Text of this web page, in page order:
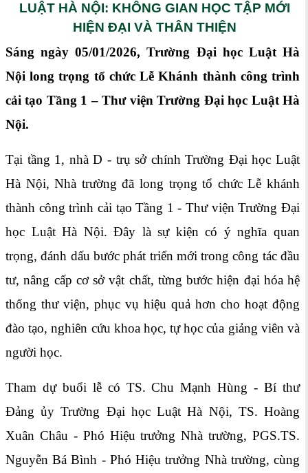
LUẬT HÀ NỘI: KHÔNG GIAN HỌC TẬP MỚI
HIỆN ĐẠI VÀ THÂN THIỆN
Sáng ngày 05/01/2026, Trường Đại học Luật Hà
Nội long trọng tổ chức Lễ Khánh thành công trình
cải tạo Tầng 1 – Thư viện Trường Đại học Luật Hà
Nội.
Tại tầng 1, nhà D - trụ sở chính Trường Đại học Luật
Hà Nội, Nhà trường đã long trọng tổ chức Lễ khánh
thành công trình cải tạo Tầng 1 - Thư viện Trường Đại
học Luật Hà Nội. Đây là sự kiện có ý nghĩa quan
trọng, đánh dấu bước phát triển mới trong công tác đầu
tư, nâng cấp cơ sở vật chất, từng bước hiện đại hóa hệ
thống thư viện, phục vụ hiệu quả hơn cho hoạt động
đào tạo, nghiên cứu khoa học, tự học của giảng viên và
người học.
Tham dự buổi lễ có TS. Chu Mạnh Hùng - Bí thư
Đảng ủy Trường Đại học Luật Hà Nội, TS. Hoàng
Xuân Châu - Phó Hiệu trưởng Nhà trường, PGS.TS.
Nguyễn Bá Bình - Phó Hiệu trưởng Nhà trường, cùng